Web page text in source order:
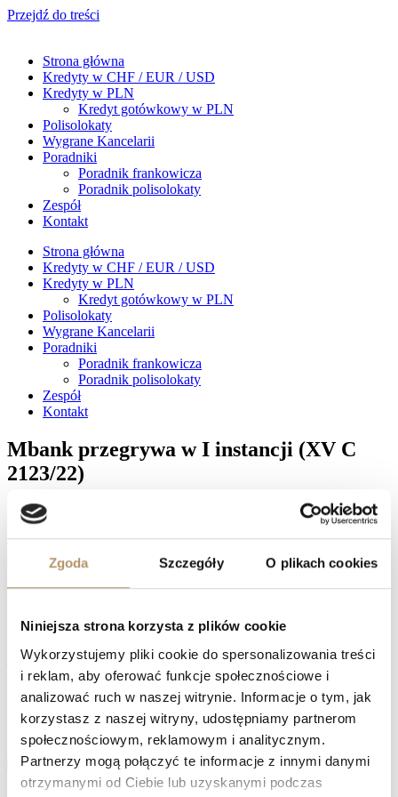
Zgoda Szczegóły O plikach cookies
Niniejsza strona korzysta z plików cookie
Wykorzystujemy pliki cookie do spersonalizowania treści
i reklam, aby oferować funkcje społecznościowe i
analizować ruch w naszej witrynie. Informacje o tym, jak
korzystasz z naszej witryny, udostępniamy partnerom
społecznościowym, reklamowym i analitycznym.
Partnerzy mogą połączyć te informacje z innymi danymi
otrzymanymi od Ciebie lub uzyskanymi podczas
Przejdź do treści
Strona główna
Kredyty w CHF / EUR / USD
Kredyty w PLN
Kredyt gotówkowy w PLN
Polisolokaty
Wygrane Kancelarii
Poradniki
Poradnik frankowicza
Poradnik polisolokaty
Zespół
Kontakt
Strona główna
Kredyty w CHF / EUR / USD
Kredyty w PLN
Kredyt gotówkowy w PLN
Polisolokaty
Wygrane Kancelarii
Poradniki
Poradnik frankowicza
Poradnik polisolokaty
Zespół
Kontakt
Mbank przegrywa w I instancji (XV C
2123/22)
W dniu 12 marca 2025 r. zapadł wyrok w sprawie z powództwa
naszych Klientów przeciwko mBankowi. Sąd Okręgowy w
Gdańsku, w osobie Sędzi Agnieszki Piotrowskiej zasądził na rzecz
naszych Klientów 309 818,49 PLN tytułem zwrotu kapitału
spłacanego w ramach wykonywania nieważnej umowy kredytu.
Dodatkowo, Bank musi przelać naszym Klientom kwotę 11 934
konto Kredytobiorców, gdy wyrok stanie się prawomocny.
Facebook
Twitter
LinkedIn
PrevKancelaria wygrywa z Bankiem BPH w I instancji! (XV C
1239/20)
Nasza Kancelaria wygrywa z Bankiem PKO BP (I C
819/21)Następny
Naprawdę warto zawalczyć o swoje prawa, zwłaszcza, jeśli spłata